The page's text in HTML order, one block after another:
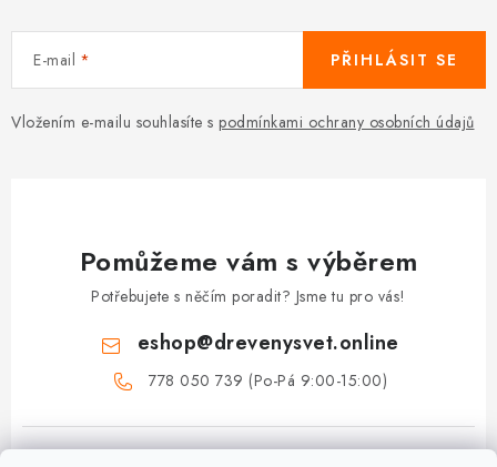
E-mail
Vložením e-mailu souhlasíte s podmínkami ochrany osobních údajů
PŘIHLÁSIT SE
Pomůžeme vám s výběrem
Potřebujete s něčím poradit? Jsme tu pro vás!
eshop@drevenysvet.online
778 050 739 (Po-Pá 9:00-15:00)